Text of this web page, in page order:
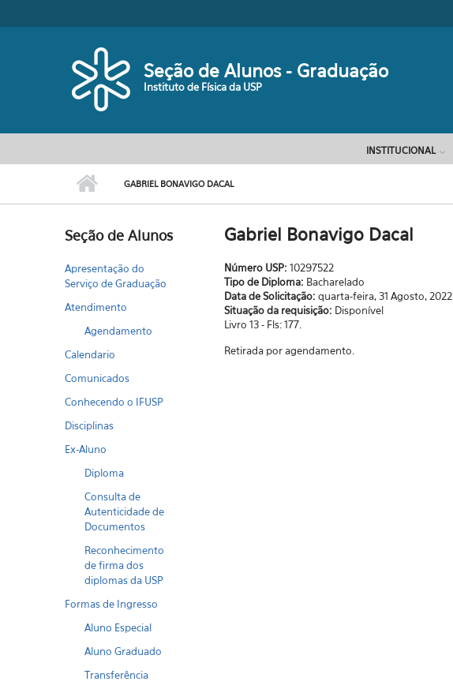
Seção de Alunos - Graduação
Instituto de Física da USP
INSTITUCIONAL
GABRIEL BONAVIGO DACAL
Seção de Alunos
Apresentação do
Serviço de Graduação
Atendimento
Agendamento
Calendario
Comunicados
Conhecendo o IFUSP
Disciplinas
Ex-Aluno
Diploma
Consulta de
Autenticidade de
Documentos
Reconhecimento
de firma dos
diplomas da USP
Formas de Ingresso
Aluno Especial
Aluno Graduado
Transferência
Gabriel Bonavigo Dacal
Número USP: 10297522
Tipo de Diploma: Bacharelado
Data de Solicitação: quarta-feira, 31 Agosto, 2022
Situação da requisição: Disponível
Livro 13 - Fls: 177.
Retirada por agendamento.